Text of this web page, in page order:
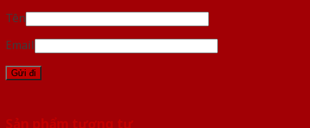
Tên
Email
Sản phẩm tương tự